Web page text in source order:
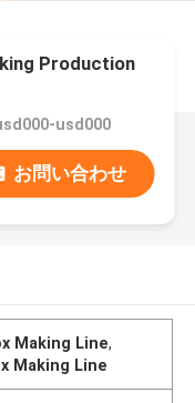
Production
usd000
お問い合わせ
Making Line,
Making Line